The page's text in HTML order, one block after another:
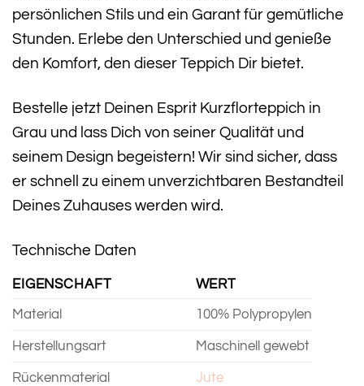
persönlichen Stils und ein Garant für gemütliche
Stunden. Erlebe den Unterschied und genieße
den Komfort, den dieser Teppich Dir bietet.
Bestelle jetzt Deinen Esprit Kurzflorteppich in
Grau und lass Dich von seiner Qualität und
seinem Design begeistern! Wir sind sicher, dass
er schnell zu einem unverzichtbaren Bestandteil
Deines Zuhauses werden wird.
Technische Daten
EIGENSCHAFT WERT
Material 100% Polypropylen
Herstellungsart Maschinell gewebt
Rückenmaterial Jute